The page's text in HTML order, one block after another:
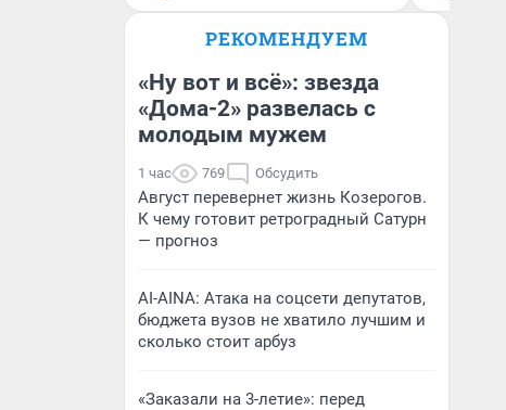
РЕКОМЕНДУЕМ
«Ну вот и всё»: звезда
«Дома-2» развелась с
молодым мужем
1 час 769 Обсудить
Август перевернет жизнь Козерогов.
К чему готовит ретроградный Сатурн
— прогноз
AI-AINA: Атака на соцсети депутатов,
бюджета вузов не хватило лучшим и
сколько стоит арбуз
«Заказали на 3-летие»: перед